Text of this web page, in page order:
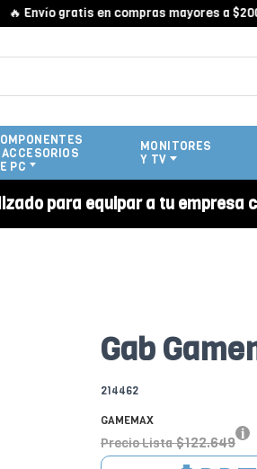
gratis en compras mayores a $200.000
PC
MONITORES
Y TV
para equipar a tu
Gab
214462
GAMEMAX
Precio Lista $122.649